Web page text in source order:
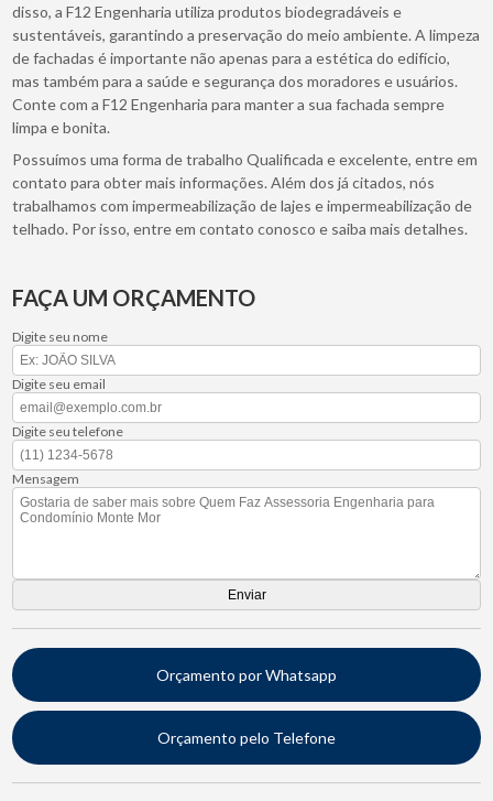
disso, a F12 Engenharia utiliza produtos biodegradáveis e
sustentáveis, garantindo a preservação do meio ambiente. A limpeza
de fachadas é importante não apenas para a estética do edifício,
mas também para a saúde e segurança dos moradores e usuários.
Conte com a F12 Engenharia para manter a sua fachada sempre
limpa e bonita.
Possuímos uma forma de trabalho Qualificada e excelente, entre em
contato para obter mais informações. Além dos já citados, nós
trabalhamos com impermeabilização de lajes e impermeabilização de
telhado. Por isso, entre em contato conosco e saiba mais detalhes.
FAÇA UM ORÇAMENTO
Digite seu nome
Digite seu email
Digite seu telefone
Mensagem
Orçamento por Whatsapp
Orçamento pelo Telefone